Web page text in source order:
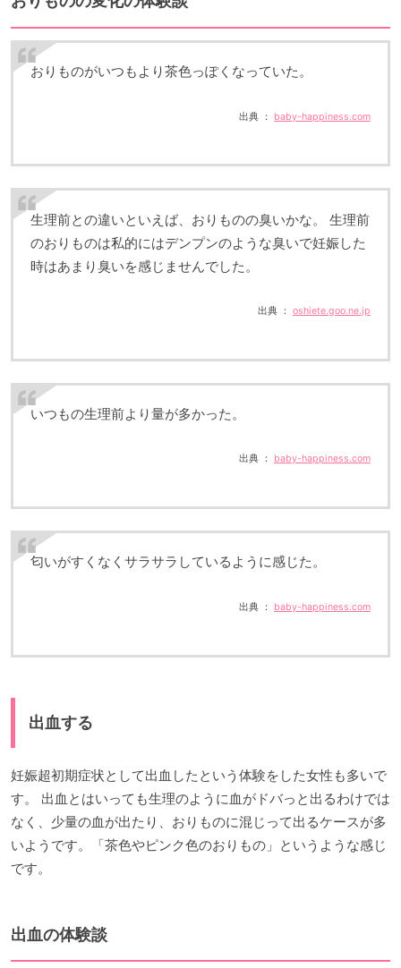
おりものがいつもより茶色っぽくなっていた。
出典 ： baby-happiness.com
生理前との違いといえば、おりものの臭いかな。 生理前
のおりものは私的にはデンプンのような臭いで妊娠した
時はあまり臭いを感じませんでした。
出典 ：oshiete.goo.ne.jp
いつもの生理前より量が多かった。
出典 ： baby-happiness.com
匂いがすくなくサラサラしているように感じた。
出典 ： baby-happiness.com
出血する
妊娠超初期症状として出血したという体験をした女性も多いで
す。 出血とはいっても生理のように血がドバっと出るわけでは
なく、少量の血が出たり、おりものに混じって出るケースが多
いようです。「茶色やピンク色のおりもの」というような感じ
です。
出血の体験談